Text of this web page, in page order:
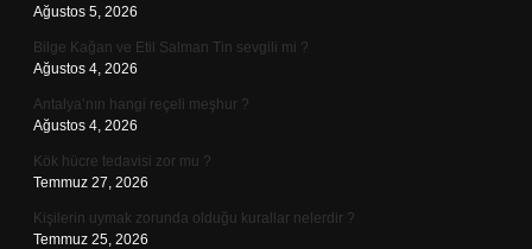
Ağustos 5, 2026
Bilge Kağan ve Etil Salman Tin sevgili mi ?
Ağustos 4, 2026
Antalya’nın hangi reçeli meşhur ?
Ağustos 4, 2026
Kök hücre tedavisi zor mu ?
Temmuz 27, 2026
Kişilerin uymak zorunda olduğu kurallar nelerdir ?
Temmuz 25, 2026